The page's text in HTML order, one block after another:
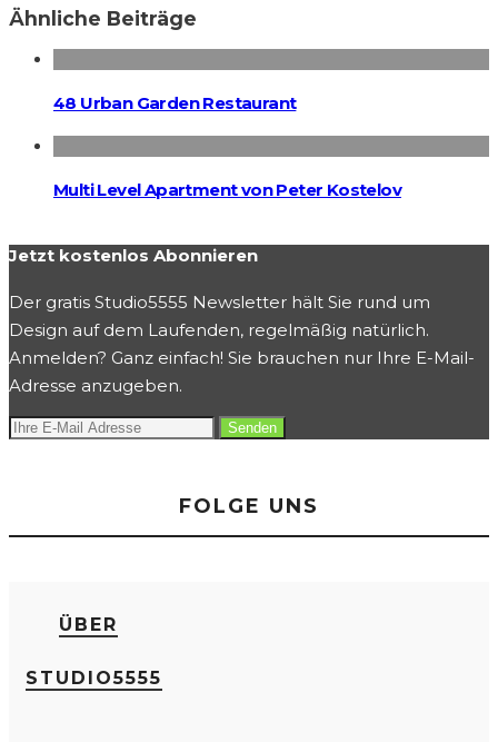
Ähnliche Beiträge
48 Urban Garden Restaurant
Multi Level Apartment von Peter Kostelov
Jetzt kostenlos Abonnieren
Der gratis Studio5555 Newsletter hält Sie rund um
Design auf dem Laufenden, regelmäßig natürlich.
Anmelden? Ganz einfach! Sie brauchen nur Ihre E-Mail-
Adresse anzugeben.
FOLGE UNS
ÜBER
STUDIO5555